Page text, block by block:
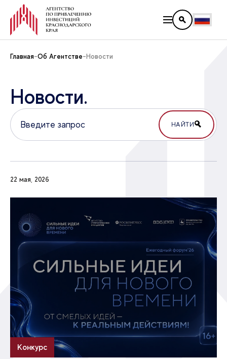
Главная Об Агентстве Новости
Новости.
НАЙТИ
22 мая, 2026
Конкурс